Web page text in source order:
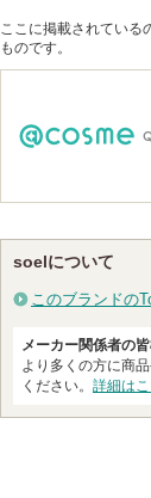
ここに掲載されている
ものです。
soelについて
このブランドの
メーカー関係者の
より多くの方に商
ください。 詳細は